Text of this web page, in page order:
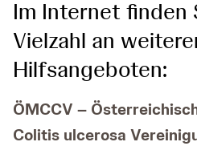
Im Internet finden
Vielzahl an
Hilfsangeboten:
ÖMCCV –
Colitis ulcerosa